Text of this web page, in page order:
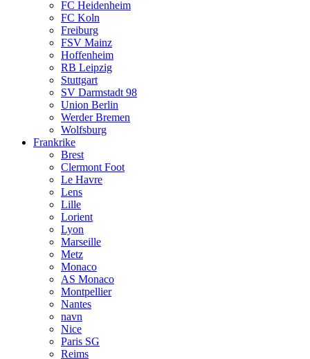
FC Heidenheim
FC Koln
Freiburg
FSV Mainz
Hoffenheim
RB Leipzig
Stuttgart
SV Darmstadt 98
Union Berlin
Werder Bremen
Wolfsburg
Frankrike
Brest
Clermont Foot
Le Havre
Lens
Lille
Lorient
Lyon
Marseille
Metz
Monaco
AS Monaco
Montpellier
Nantes
navn
Nice
Paris SG
Reims